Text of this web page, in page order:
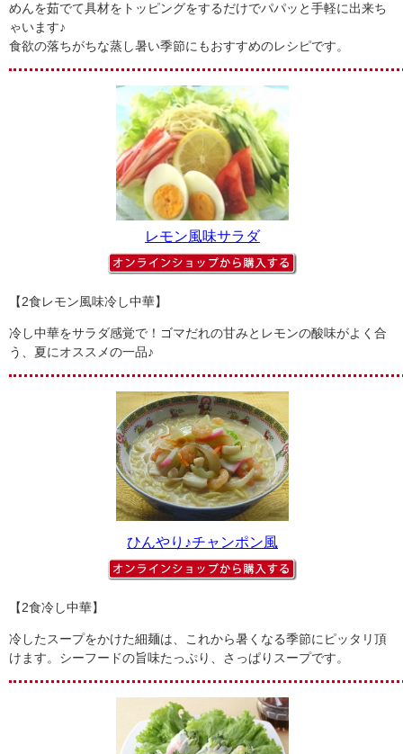
めんを茹でて具材をトッピングをするだけでパパッと手軽に出来ち
ゃいます♪
食欲の落ちがちな蒸し暑い季節にもおすすめのレシピです。
レモン風味サラダ
【2食レモン風味冷し中華】
冷し中華をサラダ感覚で！ゴマだれの甘みとレモンの酸味がよく合
う、夏にオススメの一品♪
ひんやり♪チャンポン風
【2食冷し中華】
冷したスープをかけた細麺は、これから暑くなる季節にピッタリ頂
けます。シーフードの旨味たっぷり、さっぱりスープです。